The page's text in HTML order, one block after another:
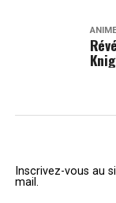
Inscrivez-vous au
mail.